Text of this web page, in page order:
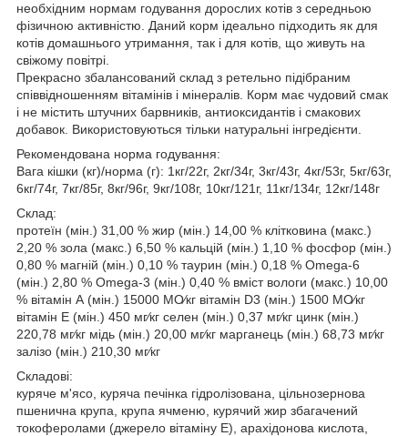
необхідним нормам годування дорослих котів з середньою
фізичною активністю. Даний корм ідеально підходить як для
котів домашнього утримання, так і для котів, що живуть на
свіжому повітрі.
Прекрасно збалансований склад з ретельно підібраним
співвідношенням вітамінів і мінералів. Корм має чудовий смак
і не містить штучних барвників, антиоксидантів і смакових
добавок. Використовуються тільки натуральні інгредієнти.
Рекомендована норма годування:
Вага кішки (кг)/норма (г): 1кг/22г, 2кг/34г, 3кг/43г, 4кг/53г, 5кг/63г,
6кг/74г, 7кг/85г, 8кг/96г, 9кг/108г, 10кг/121г, 11кг/134г, 12кг/148г
Склад:
протеїн (мін.) 31,00 % жир (мін.) 14,00 % клітковина (макс.)
2,20 % зола (макс.) 6,50 % кальцій (мін.) 1,10 % фосфор (мін.)
0,80 % магній (мін.) 0,10 % таурин (мін.) 0,18 % Omega-6
(мін.) 2,80 % Omega-3 (мін.) 0,40 % вміст вологи (макс.) 10,00
% вітамін А (мін.) 15000 МО⁄кг вітамін D3 (мін.) 1500 МО⁄кг
вітамін Е (мін.) 450 мг⁄кг селен (мін.) 0,37 мг⁄кг цинк (мін.)
220,78 мг⁄кг мідь (мін.) 20,00 мг⁄кг марганець (мін.) 68,73 мг⁄кг
залізо (мін.) 210,30 мг⁄кг
Складові:
куряче м'ясо, куряча печінка гідролізована, цільнозернова
пшенична крупа, крупа ячменю, курячий жир збагачений
токоферолами (джерело вітаміну Е), арахідонова кислота,